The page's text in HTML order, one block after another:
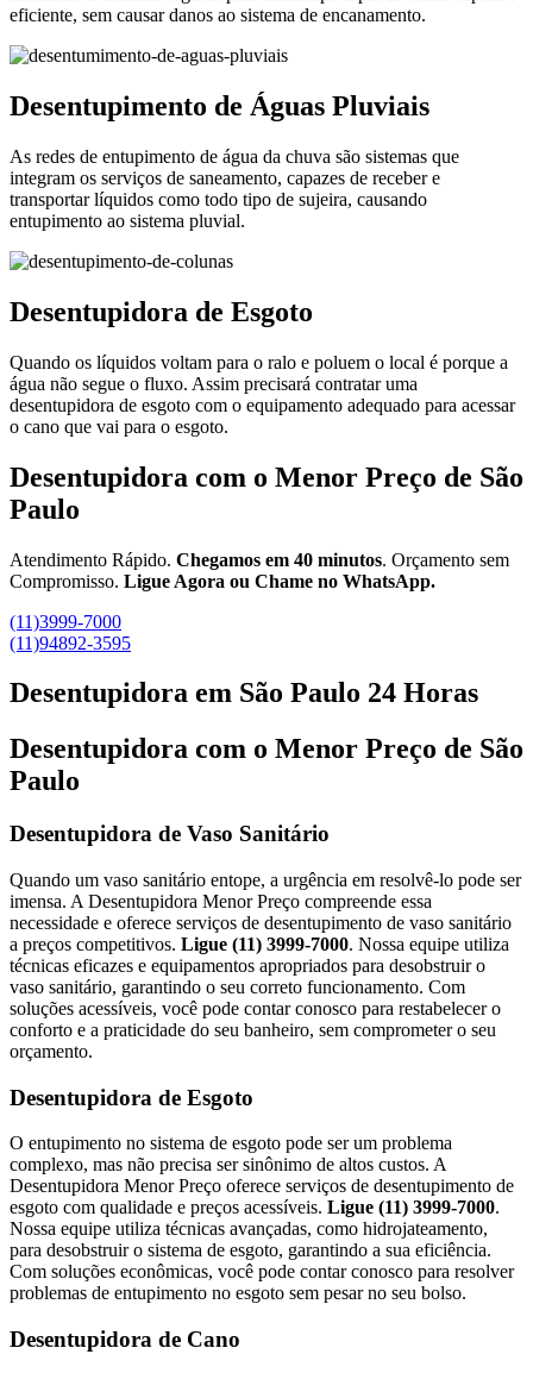
eficiente, sem causar danos ao sistema de encanamento.
Desentupimento de Águas Pluviais
As redes de entupimento de água da chuva são sistemas que
integram os serviços de saneamento, capazes de receber e
transportar líquidos como todo tipo de sujeira, causando
entupimento ao sistema pluvial.
Desentupidora de Esgoto
Quando os líquidos voltam para o ralo e poluem o local é porque a
água não segue o fluxo. Assim precisará contratar uma
desentupidora de esgoto com o equipamento adequado para acessar
o cano que vai para o esgoto.
Desentupidora com o Menor Preço de São
Paulo
Atendimento Rápido. Chegamos em 40 minutos. Orçamento sem
Compromisso. Ligue Agora ou Chame no WhatsApp.
(11)3999-7000
(11)94892-3595
Desentupidora em São Paulo 24 Horas
Desentupidora com o Menor Preço de São
Paulo
Desentupidora de Vaso Sanitário
Quando um vaso sanitário entope, a urgência em resolvê-lo pode ser
imensa. A Desentupidora Menor Preço compreende essa
necessidade e oferece serviços de desentupimento de vaso sanitário
a preços competitivos. Ligue (11) 3999-7000. Nossa equipe utiliza
técnicas eficazes e equipamentos apropriados para desobstruir o
vaso sanitário, garantindo o seu correto funcionamento. Com
soluções acessíveis, você pode contar conosco para restabelecer o
conforto e a praticidade do seu banheiro, sem comprometer o seu
orçamento.
Desentupidora de Esgoto
O entupimento no sistema de esgoto pode ser um problema
complexo, mas não precisa ser sinônimo de altos custos. A
Desentupidora Menor Preço oferece serviços de desentupimento de
esgoto com qualidade e preços acessíveis. Ligue (11) 3999-7000.
Nossa equipe utiliza técnicas avançadas, como hidrojateamento,
para desobstruir o sistema de esgoto, garantindo a sua eficiência.
Com soluções econômicas, você pode contar conosco para resolver
problemas de entupimento no esgoto sem pesar no seu bolso.
Desentupidora de Cano